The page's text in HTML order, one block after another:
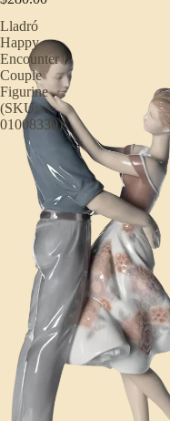
Lladró
Happy
Encounter
Couple
Figurine
(SKU:
01008330)